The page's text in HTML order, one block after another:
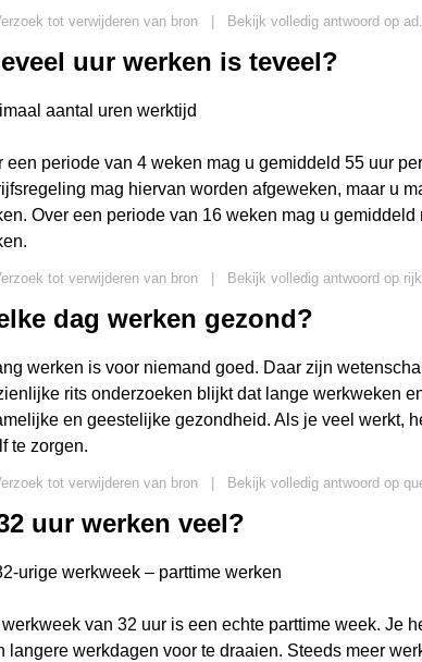
tot verwijderen van bron Bekijk volledig antwoord op
uur werken is teveel?
aantal uren werktijd
een periode van 4 weken mag u gemiddeld 55 uur
mag hiervan worden afgeweken, maar u
Over een periode van 16 weken mag u
tot verwijderen van bron Bekijk volledig antwoord op
dag werken gezond?
werken is voor niemand goed. Daar zijn
rits onderzoeken blijkt dat lange werkweken
en geestelijke gezondheid. Als je veel werkt,
te zorgen.
tot verwijderen van bron Bekijk volledig antwoord op
uur werken veel?
urige werkweek – parttime werken
werkweek van 32 uur is een echte parttime week. Je
langere werkdagen voor te draaien. Steeds meer